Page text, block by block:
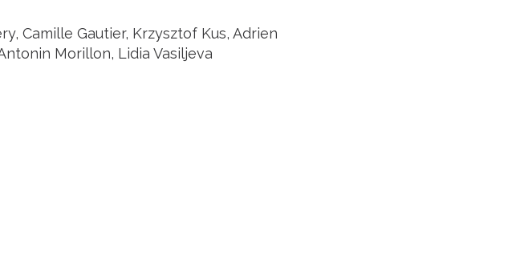
Camille Gautier, Krzysztof Kus, Adrien
Morillon, Lidia Vasiljeva